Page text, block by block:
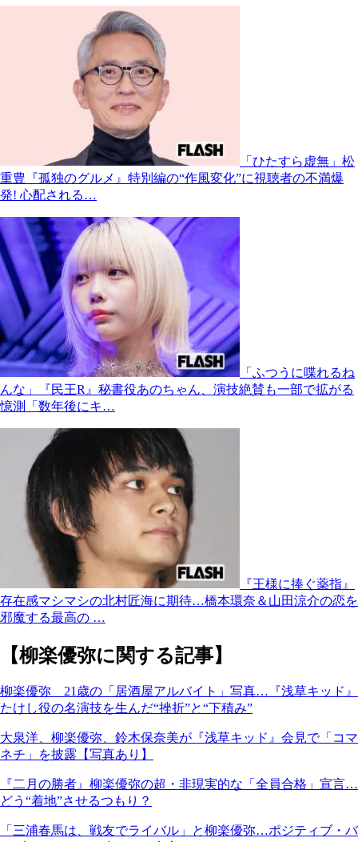
「ひたすら虚無」松
重豊『孤独のグルメ』特別編の“作風変化”に視聴者の不満爆
発! 心配される…
「ふつうに喋れるね
んな」『民王R』秘書役あのちゃん、演技絶賛も一部で拡がる
憶測「数年後にキ…
『王様に捧ぐ薬指』
存在感マシマシの北村匠海に期待…橋本環奈＆山田涼介の恋を
邪魔する最高の …
【柳楽優弥に関する記事】
柳楽優弥 21歳の「居酒屋アルバイト」写真…『浅草キッド』
たけし役の名演技を生んだ“挫折”と“下積み”
大泉洋、柳楽優弥、鈴木保奈美が『浅草キッド』会見で「コマ
ネチ」を披露【写真あり】
『二月の勝者』柳楽優弥の超・非現実的な「全員合格」宣言…
どう“着地”させるつもり？
「三浦春馬は、戦友でライバル」と柳楽優弥…ポジティブ・バ